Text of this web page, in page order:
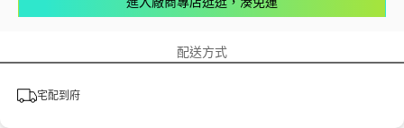
配送方式
宅配到府